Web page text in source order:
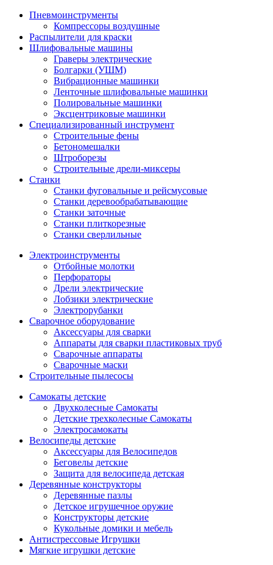
Пневмоинструменты
Компрессоры воздушные
Распылители для краски
Шлифовальные машины
Граверы электрические
Болгарки (УШМ)
Вибрационные машинки
Ленточные шлифовальные машинки
Полировальные машинки
Эксцентриковые машинки
Специализированный инструмент
Строительные фены
Бетономешалки
Штроборезы
Строительные дрели-миксеры
Станки
Станки фуговальные и рейсмусовые
Станки деревообрабатывающие
Станки заточные
Станки плиткорезные
Станки сверлильные
Электроинструменты
Отбойные молотки
Перфораторы
Дрели электрические
Лобзики электрические
Электрорубанки
Сварочное оборудование
Аксессуары для сварки
Аппараты для сварки пластиковых труб
Сварочные аппараты
Сварочные маски
Строительные пылесосы
Самокаты детские
Двухколесные Cамокаты
Детские трехколесные Самокаты
Электросамокаты
Велосипеды детские
Аксессуары для Велосипедов
Беговелы детские
Защита для велосипеда детская
Деревянные конструкторы
Деревянные пазлы
Детское игрушечное оружие
Конструкторы детские
Кукольные домики и мебель
Антистрессовые Игрушки
Мягкие игрушки детские